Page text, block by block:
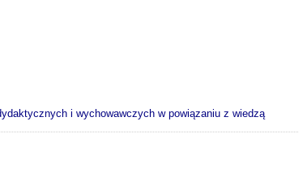
i wychowawczych w powiązaniu z wiedzą